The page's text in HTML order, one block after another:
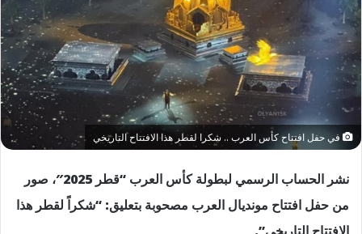
في حفل افتتاح كأس العرب .. شكرا لقطر هذا الافتتاح التاريخي
نشر الحساب الرسمي لبطولة كأس العرب “قطر 2025″، صور
من حفل افتتاح مونديال العرب مصحوبة بتعليق: “شكراً لقطر هذا
الافتتاح التاريخي”.